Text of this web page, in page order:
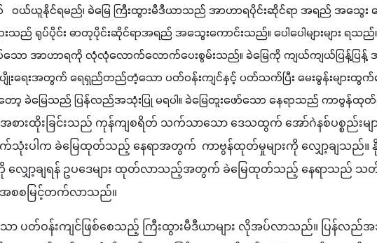
ဝယ်ယူနိုင်ရမည်၊ ခဲမြေ ကြီးထွားမီဒီယာသည် အာဟာရပိုင်းဆိုင်ရာ အရည် အသွေး က
ျားသည် ရုပ်ပိုင်း ဓာတုပိုင်းဆိုင်ရာအရည် အသွေးကောင်းသည်။ ပေါပေါများများ ရသည်
အာဟာရကို လုံလုံလောက်လောက်ပေးစွမ်းသည်။ ခဲမြေကို ကျယ်ကျယ်ပြန့်ပြန့်
ျိုးရေးအတွက် ရေရှည်တည်တံ့သော ပတ်ဝန်းကျင်နှင့် ပတ်သက်ပြီး မေးခွန်းများထွ
ော့ ခဲမြေသည် ပြန်လည်အသုံးပြု မရပါ။ ခဲမြေတူးဖော်သော နေရာသည် ကာဗွန်ထုတ်မှု
အစားထိုးခြင်းသည် ကုန်ကျစရိတ် သက်သာသော ဒေသထွက် အော်ဂဲနစ်ပစ္စည်းမျာ
းပါက ခဲမြေထုတ်သည့် နေရာအတွက်  ကာဗွန်ထုတ်မှုများကို လျှော့ချသည်။
လျှော့ချရန် ဥပဒေများ ထုတ်လာသည့်အတွက် ခဲမြေထုတ်သည့် နေရာသည် သတ်
စစမြင့်တက်လာသည်။
ပတ်ဝန်းကျင်ဖြစ်စေသည့် ကြီးထွားမီဒီယာများ လိုအပ်လာသည်။ ပြန်လည်အ